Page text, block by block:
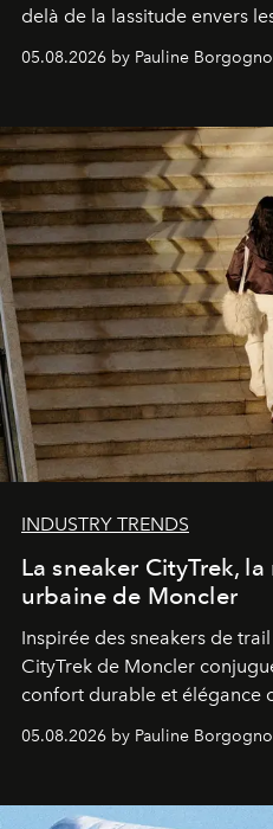
delà de la lassitude envers
personnages continuent de
05.08.2026 by Pauline Borgogno
INDUSTRY TRENDS
La sneaker CityTrek,
urbaine de Moncler
Inspirée des sneakers de
CityTrek de Moncler
confort durable et élégance
accompagner les
05.08.2026 by Pauline Borgogno